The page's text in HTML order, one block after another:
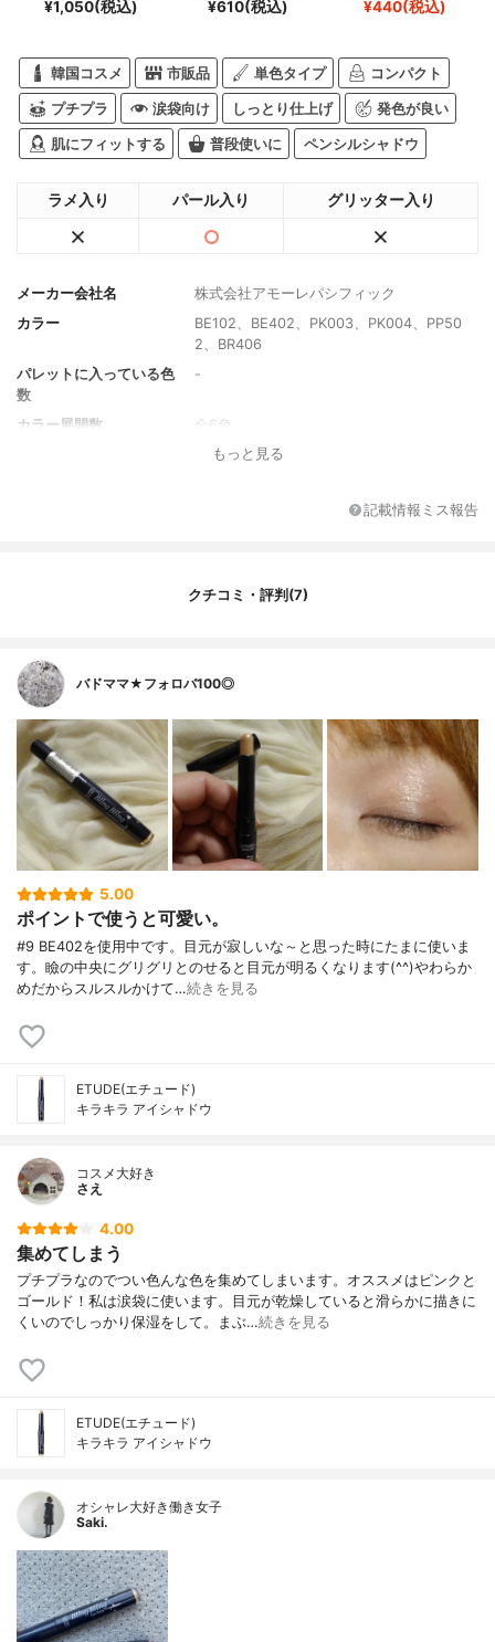
¥1,050(税込) ¥610(税込) ¥440(税込)
韓国コスメ 市販品 単色タイプ コンパクト
プチプラ 涙袋向け しっとり仕上げ 発色が良い
肌にフィットする 普段使いに ペンシルシャドウ
ラメ入り パール入り グリッター入り
メーカー会社名
株式会社アモーレパシフィック
カラー
BE102、BE402、PK003、PK004、PP50
2、BR406
パレットに入っている色
数
-
カラー展開数
全6色
1.4gもっと見る
記載情報ミス報告
クチコミ・評判(7)
バドママ★フォロバ100◎
5.00
ポイントで使うと可愛い。
#9 BE402を使用中です。目元が寂しいな～と思った時にたまに使いま
す。瞼の中央にグリグリとのせると目元が明るくなります(^^)やわらか
めだからスルスルかけて…続きを見る
ETUDE(エチュード)
キラキラ アイシャドウ
コスメ大好き
さえ
4.00
集めてしまう
プチプラなのでつい色んな色を集めてしまいます。オススメはピンクと
ゴールド！私は涙袋に使います。目元が乾燥していると滑らかに描きに
くいのでしっかり保湿をして。まぶ…続きを見る
ETUDE(エチュード)
キラキラ アイシャドウ
オシャレ大好き働き女子
Saki.